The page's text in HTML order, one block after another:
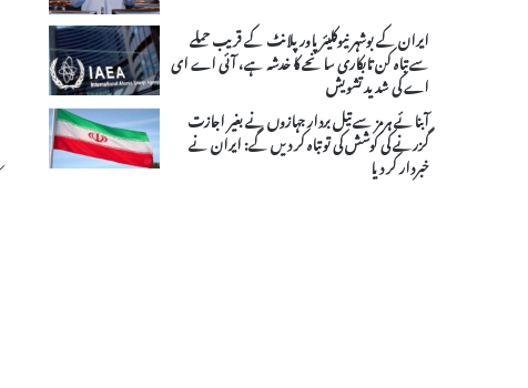
ایران کے بوشہر نیوکلیئر پاور پلانٹ کے قریب حملے
سے تباہ کن تابکاری سانحے کا خدشہ ہے، آئی اے ای
اے کی شدید تشویش
آبنائے ہرمز سے تیل بردار جہازوں نے بغیر اجازت
گزرنے کی کوشش کی تو تباہ کر دیں گے: ایران نے
خبردار کر دیا